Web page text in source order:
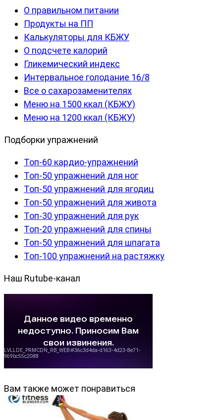
О правильном питании
Продукты на ПП
Калькуляторы для КБЖУ
О подсчете калорий
Гликемический индекс
Интервальное голодание 16/8
Все о сахарозаменителях
Меню на 1500 ккал (КБЖУ)
Меню на 1200 ккал (КБЖУ)
Подборки упражнений
Топ-60 кардио-упражнений
Топ-50 упражнений для ног
Топ-50 упражнений для ягодиц
Топ-50 упражнений для живота
Топ-30 упражнений для рук
Топ-20 упражнений для спины
Топ-50 упражнений для шпагата
Топ-100 упражнений на растяжку
Наш Rutube-канал
Вам также может понравиться